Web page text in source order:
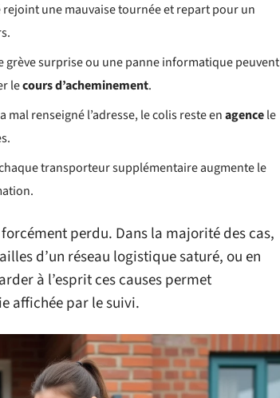
une mauvaise tournée et repart pour un
grève surprise ou une panne informatique peuvent
lecours d’acheminement.
mal renseigné l’adresse, le colis reste enagencele
transporteur supplémentaire augmente le
forcément perdu. Dans la majorité des cas,
d’un réseau logistique saturé, ou en
à l’esprit ces causes permet
affichée par le suivi.